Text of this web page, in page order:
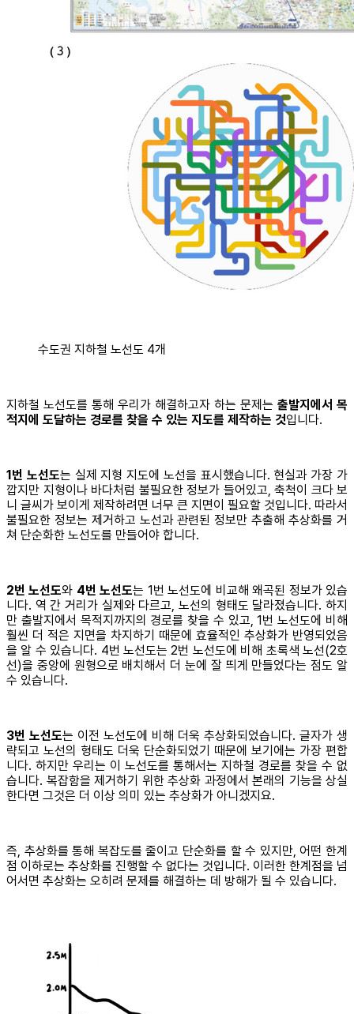
수도권 지하철 노선도 4개
지하철 노선도를 통해 우리가 해결하고자 하는 문제는 출발지에서 목
적지에 도달하는 경로를 찾을 수 있는 지도를 제작하는 것입니다.
1번 노선도는 실제 지형 지도에 노선을 표시했습니다. 현실과 가장 가
깝지만 지형이나 바다처럼 불필요한 정보가 들어있고, 축척이 크다 보
니 글씨가 보이게 제작하려면 너무 큰 지면이 필요할 것입니다. 따라서
불필요한 정보는 제거하고 노선과 관련된 정보만 추출해 추상화를 거
쳐 단순화한 노선도를 만들어야 합니다.
2번 노선도와 4번 노선도는 1번 노선도에 비교해 왜곡된 정보가 있습
니다. 역 간 거리가 실제와 다르고, 노선의 형태도 달라졌습니다. 하지
만 출발지에서 목적지까지의 경로를 찾을 수 있고, 1번 노선도에 비해
훨씬 더 적은 지면을 차지하기 때문에 효율적인 추상화가 반영되었음
을 알 수 있습니다. 4번 노선도는 2번 노선도에 비해 초록색 노선(2호
선)을 중앙에 원형으로 배치해서 더 눈에 잘 띄게 만들었다는 점도 알
수 있습니다.
3번 노선도는 이전 노선도에 비해 더욱 추상화되었습니다. 글자가 생
략되고 노선의 형태도 더욱 단순화되었기 때문에 보기에는 가장 편합
니다. 하지만 우리는 이 노선도를 통해서는 지하철 경로를 찾을 수 없
습니다. 복잡함을 제거하기 위한 추상화 과정에서 본래의 기능을 상실
한다면 그것은 더 이상 의미 있는 추상화가 아니겠지요.
즉, 추상화를 통해 복잡도를 줄이고 단순화를 할 수 있지만, 어떤 한계
점 이하로는 추상화를 진행할 수 없다는 것입니다. 이러한 한계점을 넘
어서면 추상화는 오히려 문제를 해결하는 데 방해가 될 수 있습니다.